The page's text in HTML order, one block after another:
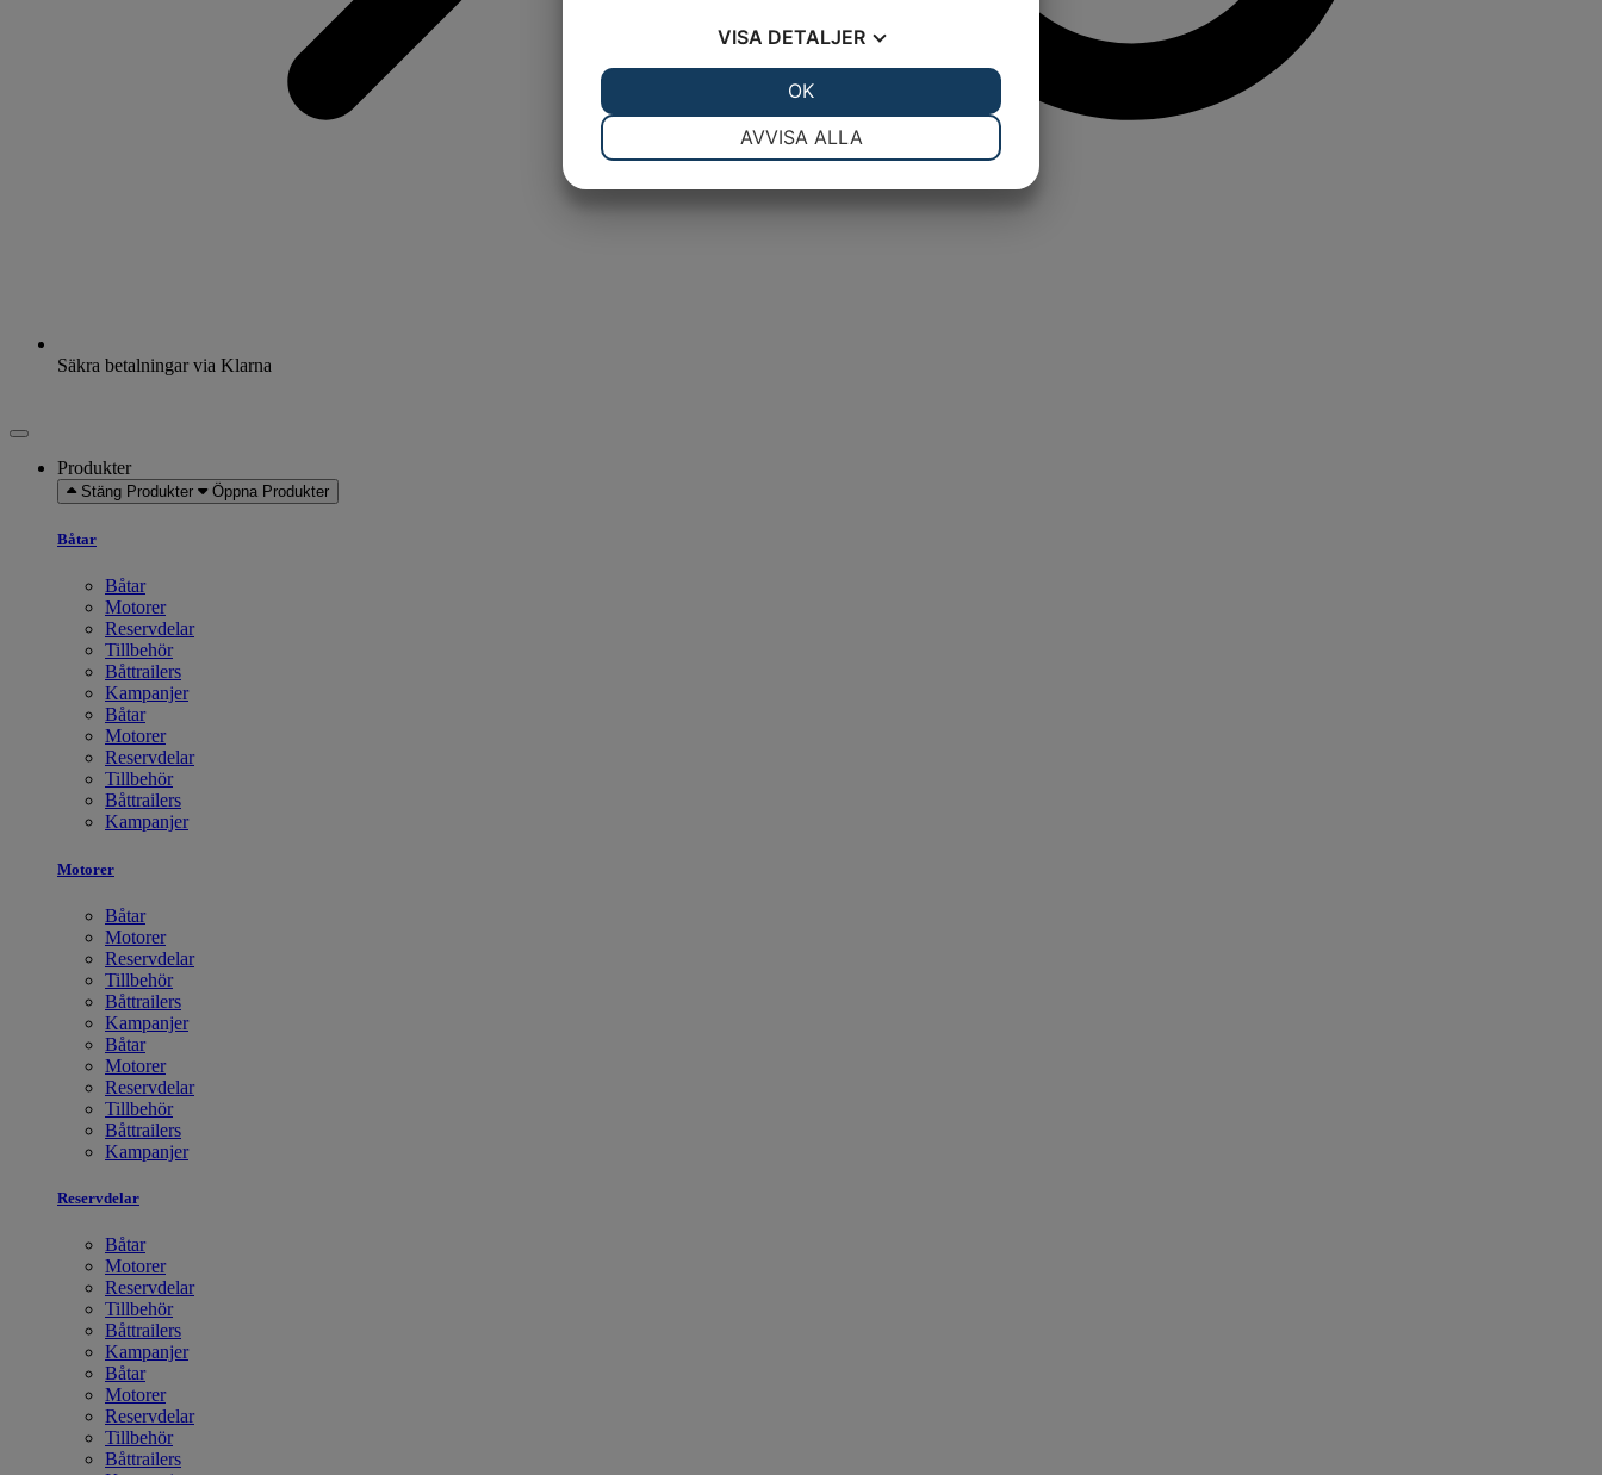
Säkra betalningar via Klarna
Produkter
Stäng Produkter Öppna Produkter
Båtar
Båtar
Motorer
Reservdelar
Tillbehör
Båttrailers
Kampanjer
Båtar
Motorer
Reservdelar
Tillbehör
Båttrailers
Kampanjer
Motorer
Båtar
Motorer
Reservdelar
Tillbehör
Båttrailers
Kampanjer
Båtar
Motorer
Reservdelar
Tillbehör
Båttrailers
Kampanjer
Reservdelar
Båtar
Motorer
Reservdelar
Tillbehör
Båttrailers
Kampanjer
Båtar
Motorer
Reservdelar
Tillbehör
Båttrailers
VISA DETALJER
AVVISA ALLA
OK